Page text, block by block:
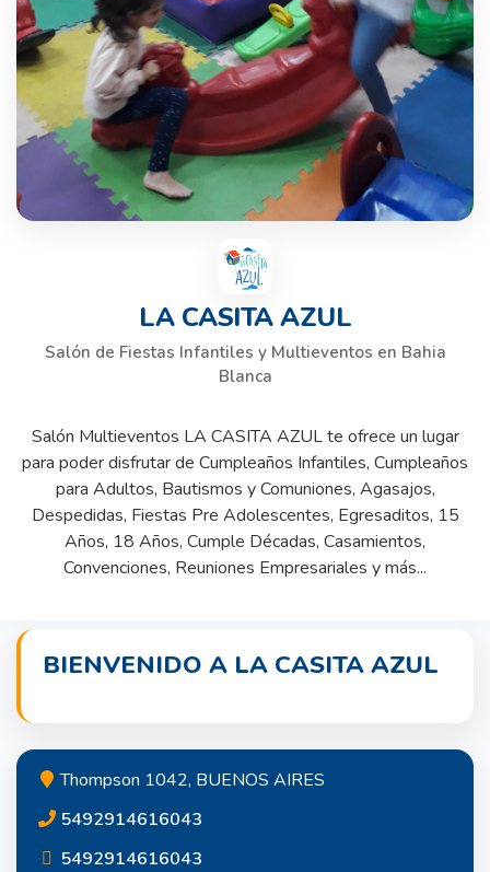
LA CASITA AZUL
Salón de Fiestas Infantiles y Multieventos en Bahia
Blanca
Salón Multieventos LA CASITA AZUL te ofrece un lugar
para poder disfrutar de Cumpleaños Infantiles, Cumpleaños
para Adultos, Bautismos y Comuniones, Agasajos,
Despedidas, Fiestas Pre Adolescentes, Egresaditos, 15
Años, 18 Años, Cumple Décadas, Casamientos,
Convenciones, Reuniones Empresariales y más...
BIENVENIDO A LA CASITA AZUL
Thompson 1042, BUENOS AIRES
5492914616043
5492914616043